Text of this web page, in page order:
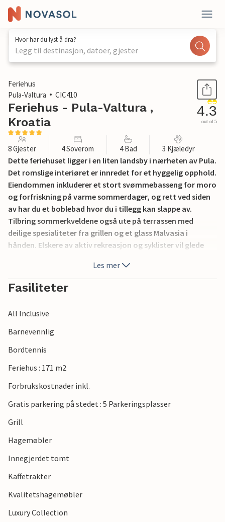
Hvor har du lyst å dra?
Legg til destinasjon, datoer, gjester
1 / 50
Feriehus
Pula-Valtura
CIC410
Feriehus - Pula-Valtura ,
Kroatia
4.3
out of 5
8 Gjester 4 Soverom 4 Bad 3 Kjæledyr
Dette feriehuset ligger i en liten landsby i nærheten av Pula.
Det romslige interiøret er innredet for et hyggelig opphold.
Eiendommen inkluderer et stort svømmebasseng for moro
og forfriskning på varme sommerdager, og rett ved siden
av har du et boblebad hvor du i tillegg kan slappe av.
Tilbring sommerkveldene også ute på terrassen med
deilige spesialiteter fra grillen og et glass Malvasia i
hånden. Elskere av aktiv rekreasjon og syklister vil glede
nærliggende utgravningssted fra romertiden og den gamle
byen Pula, hvor du også kan oppdage monumenter fra
romertiden.
Les mer
Fasiliteter
All Inclusive
Barnevennlig
Bordtennis
Feriehus : 171 m2
Forbrukskostnader inkl.
Gratis parkering på stedet : 5 Parkeringsplasser
Grill
Hagemøbler
Innegjerdet tomt
Kaffetrakter
Kvalitetshagemøbler
Luxury Collection